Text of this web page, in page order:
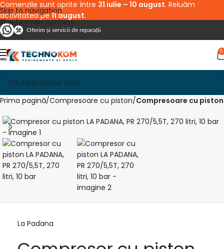
Skip to navigation
Skip to main content
Oferim și servicii de reparații
0
Prima pagină Compresoare cu piston Compresoare cu piston
La Padana
Comenzile sunt oprite între 31 iulie – 10 august. Reluăm
activitatea pe11 august.